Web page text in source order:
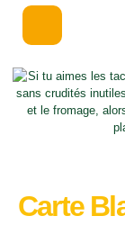
Carte